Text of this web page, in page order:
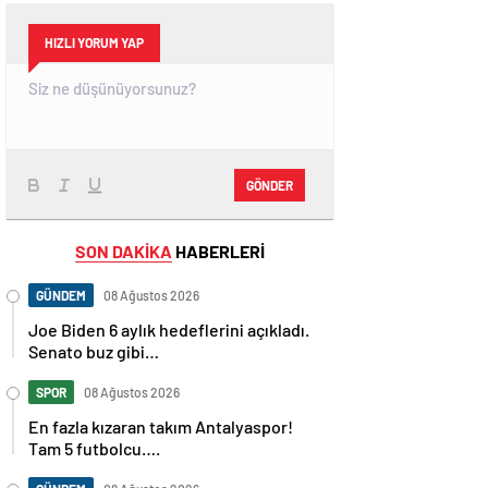
HIZLI YORUM YAP
GÖNDER
SON DAKİKA HABERLERİ
GÜNDEM 08 Ağustos 2026
Joe Biden 6 aylık hedeflerini açıkladı.
Senato buz gibi…
SPOR 08 Ağustos 2026
En fazla kızaran takım Antalyaspor!
Tam 5 futbolcu….